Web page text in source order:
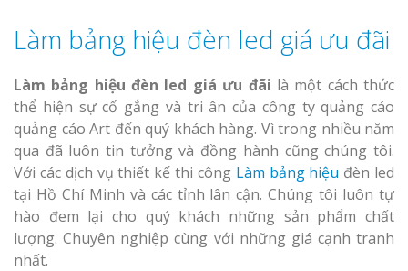
Làm bảng hiệu đèn led giá ưu đãi
Làm bảng hiệu đèn led giá ưu đãi là một cách thức
thể hiện sự cố gắng và tri ân của công ty quảng cáo
quảng cáo Art đến quý khách hàng. Vì trong nhiều năm
qua đã luôn tin tưởng và đồng hành cũng chúng tôi.
Với các dịch vụ thiết kế thi công Làm bảng hiệu đèn led
tại Hồ Chí Minh và các tỉnh lân cận. Chúng tôi luôn tự
hào đem lại cho quý khách những sản phẩm chất
lượng. Chuyên nghiệp cùng với những giá cạnh tranh
nhất.
Hút
Bảng Hiệu
Vinh Thu Hút Mọi